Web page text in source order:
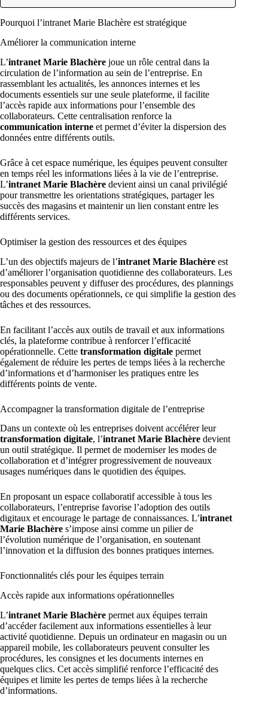
Pourquoi l’intranet Marie Blachère est stratégique
Améliorer la communication interne
L’intranet Marie Blachère joue un rôle central dans la
circulation de l’information au sein de l’entreprise. En
rassemblant les actualités, les annonces internes et les
documents essentiels sur une seule plateforme, il facilite
l’accès rapide aux informations pour l’ensemble des
collaborateurs. Cette centralisation renforce la
communication interne et permet d’éviter la dispersion des
données entre différents outils.
Grâce à cet espace numérique, les équipes peuvent consulter
en temps réel les informations liées à la vie de l’entreprise.
L’intranet Marie Blachère devient ainsi un canal privilégié
pour transmettre les orientations stratégiques, partager les
succès des magasins et maintenir un lien constant entre les
différents services.
Optimiser la gestion des ressources et des équipes
L’un des objectifs majeurs de l’intranet Marie Blachère est
d’améliorer l’organisation quotidienne des collaborateurs. Les
responsables peuvent y diffuser des procédures, des plannings
ou des documents opérationnels, ce qui simplifie la gestion des
tâches et des ressources.
En facilitant l’accès aux outils de travail et aux informations
clés, la plateforme contribue à renforcer l’efficacité
opérationnelle. Cette transformation digitale permet
également de réduire les pertes de temps liées à la recherche
d’informations et d’harmoniser les pratiques entre les
différents points de vente.
Accompagner la transformation digitale de l’entreprise
Dans un contexte où les entreprises doivent accélérer leur
transformation digitale, l’intranet Marie Blachère devient
un outil stratégique. Il permet de moderniser les modes de
collaboration et d’intégrer progressivement de nouveaux
usages numériques dans le quotidien des équipes.
En proposant un espace collaboratif accessible à tous les
collaborateurs, l’entreprise favorise l’adoption des outils
digitaux et encourage le partage de connaissances. L’intranet
Marie Blachère s’impose ainsi comme un pilier de
l’évolution numérique de l’organisation, en soutenant
l’innovation et la diffusion des bonnes pratiques internes.
Fonctionnalités clés pour les équipes terrain
Accès rapide aux informations opérationnelles
L’intranet Marie Blachère permet aux équipes terrain
d’accéder facilement aux informations essentielles à leur
activité quotidienne. Depuis un ordinateur en magasin ou un
appareil mobile, les collaborateurs peuvent consulter les
procédures, les consignes et les documents internes en
quelques clics. Cet accès simplifié renforce l’efficacité des
équipes et limite les pertes de temps liées à la recherche
d’informations.